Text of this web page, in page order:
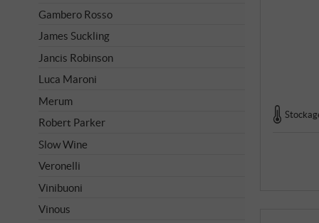
Gambero Rosso
James Suckling
Jancis Robinson
Luca Maroni
Merum
Robert Parker
Slow Wine
Veronelli
Vinibuoni
Vinous